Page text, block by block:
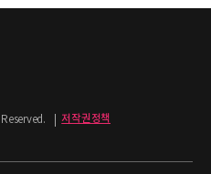
저작권정책